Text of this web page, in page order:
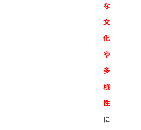
な
文
化
や
多
様
性
に